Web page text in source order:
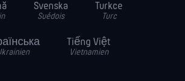
Svenska
Suédois
Turkce
Turc
Tiếng Việt
Vietnamien